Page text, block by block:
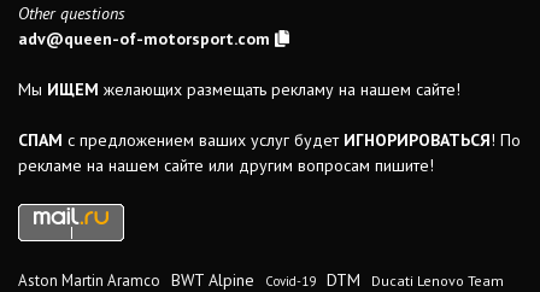
Other questions
adv@queen-of-motorsport.com
Мы ИЩЕМ желающих размещать рекламу на нашем сайте!
СПАМ с предложением ваших услуг будет ИГНОРИРОВАТЬСЯ! По
рекламе на нашем сайте или другим вопросам пишите!
Aston Martin Aramco BWT Alpine Covid-19 DTM Ducati Lenovo Team